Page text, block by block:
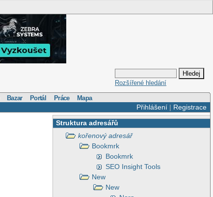
Rozšířené hledání
Bazar Portál Práce Mapa
Přihlášení| Registrace
Struktura adresářů
kořenový adresář
Bookmrk
Bookmrk
SEO Insight Tools
New
New